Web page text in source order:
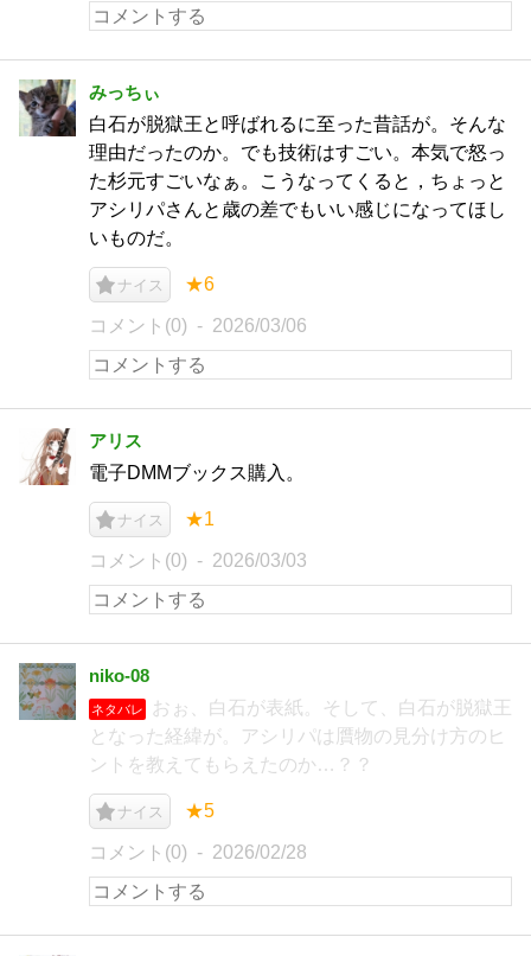
みっちぃ
白石が脱獄王と呼ばれるに至った昔話が。そんな
理由だったのか。でも技術はすごい。本気で怒っ
た杉元すごいなぁ。こうなってくると，ちょっと
アシリパさんと歳の差でもいい感じになってほし
いものだ。
ナイス ★6
コメント(0) 2026/03/06
アリス
電子DMMブックス購入。
ナイス ★1
コメント(0) 2026/03/03
niko-08
ネタバレ
おぉ、白石が表紙。そして、白石が脱獄王
となった経緯が。アシリパは贋物の見分け方のヒ
ントを教えてもらえたのか…？？
ナイス ★5
コメント(0) 2026/02/28